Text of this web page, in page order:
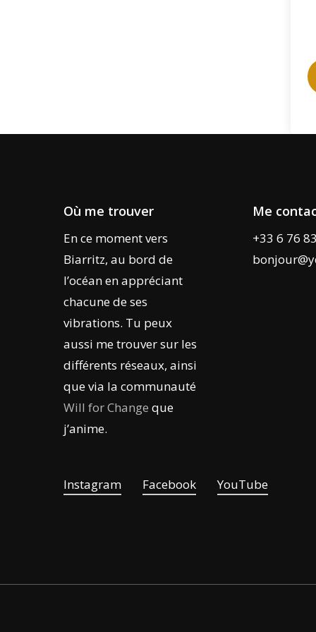
Où me trouver
En ce moment vers
Biarritz, au bord de
l’océan en appréciant
chacune de ses
vibrations. Tu peux
aussi me trouver sur les
différents réseaux, ainsi
que via la communauté
Will for Change que
j’anime.
Me
+33 6 76
Instagram Facebook YouTube